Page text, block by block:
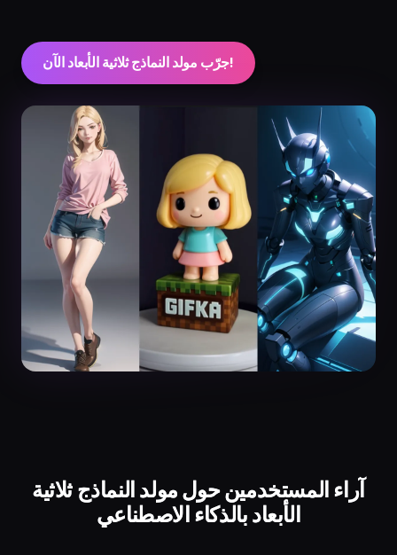
جرّب مولد النماذج ثلاثية الأبعاد الآن!
آراء المستخدمين حول مولد النماذج ثلاثية
الأبعاد بالذكاء الاصطناعي